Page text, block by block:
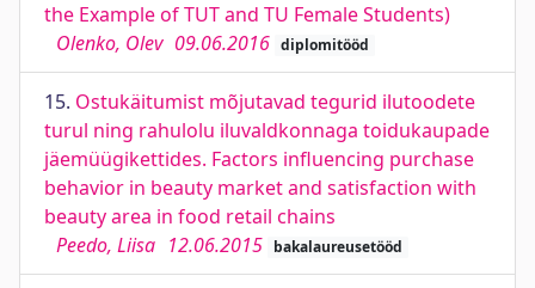
the Example of TUT and TU Female Students)
Olenko, Olev 09.06.2016 diplomitööd
15. Ostukäitumist mõjutavad tegurid ilutoodete
turul ning rahulolu iluvaldkonnaga toidukaupade
jäemüügikettides. Factors influencing purchase
behavior in beauty market and satisfaction with
beauty area in food retail chains
Peedo, Liisa 12.06.2015 bakalaureusetööd